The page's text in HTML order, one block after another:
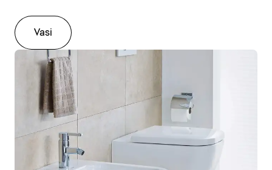
Vasi